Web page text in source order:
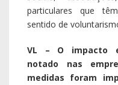
particulares que
sentido de
VL – O impacto
notado nas
medidas foram